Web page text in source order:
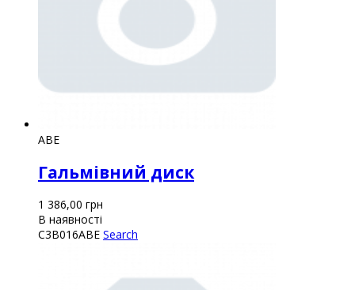
ABE
Гальмівний диск
1 386,00 грн
В наявності
C3B016ABE Search